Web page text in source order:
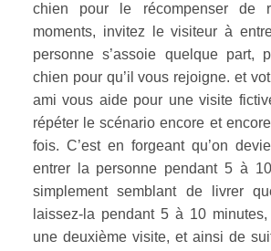
chien pour le récompenser de
moments, invitez le visiteur à
personne s’assoie quelque part,
chien pour qu’il vous rejoigne. et
ami vous aide pour une visite
répéter le scénario encore et
fois. C’est en forgeant qu’on
entrer la personne pendant 5 à
simplement semblant de livrer
laissez-la pendant 5 à 10
une deuxième visite, et ainsi de